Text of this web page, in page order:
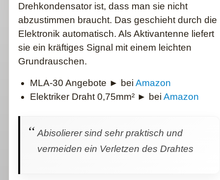
Drehkondensator ist, dass man sie nicht
abzustimmen braucht. Das geschieht durch die
Elektronik automatisch. Als Aktivantenne liefert
sie ein kräftiges Signal mit einem leichten
Grundrauschen.
MLA-30 Angebote ► bei Amazon
Elektriker Draht 0,75mm² ► bei Amazon
Abisolierer sind sehr praktisch und
vermeiden ein Verletzen des Drahtes